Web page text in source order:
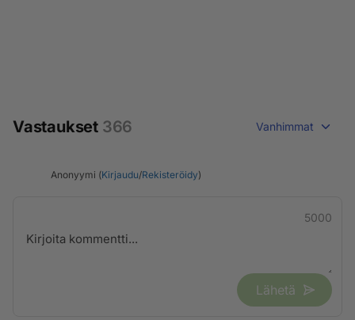
Vastaukset 366 Vanhimmat
Anonyymi (Kirjaudu/Rekisteröidy)
5000
Lähetä